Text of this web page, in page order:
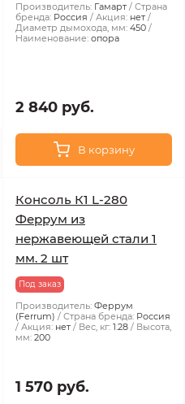
Производитель: Гамарт
Страна
бренда: Россия Акция: нет
Диаметр дымохода, мм: 450
Наименование: опора
2 840 руб.
В корзину
Консоль К1 L-280
Феррум из
нержавеющей стали 1
мм. 2 шт
Под заказ
Производитель: Феррум
(Ferrum)
Страна бренда: Россия
Акция: нет Вес, кг: 1.28
Высота,
мм: 200
1 570 руб.